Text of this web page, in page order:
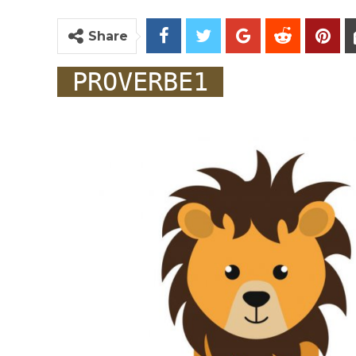
Share
PROVERBE1